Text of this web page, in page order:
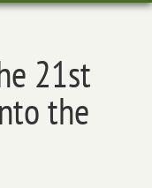
21st
the